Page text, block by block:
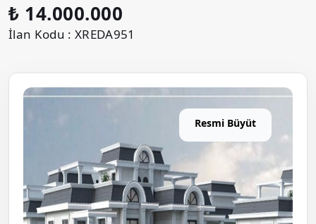
₺ 14.000.000
İlan Kodu : XREDA951
Resmi Büyüt